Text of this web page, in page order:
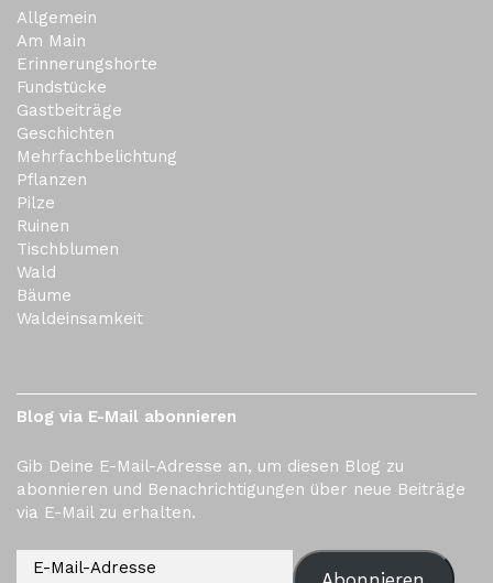
Allgemein
Am Main
Erinnerungshorte
Fundstücke
Gastbeiträge
Geschichten
Mehrfachbelichtung
Pflanzen
Pilze
Ruinen
Tischblumen
Wald
Bäume
Waldeinsamkeit
Blog via E-Mail abonnieren
Gib Deine E-Mail-Adresse an, um diesen Blog zu
abonnieren und Benachrichtigungen über neue Beiträge
via E-Mail zu erhalten.